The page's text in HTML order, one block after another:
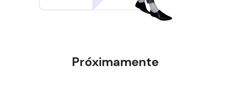
Próximamente